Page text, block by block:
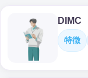
DIMC
特徴